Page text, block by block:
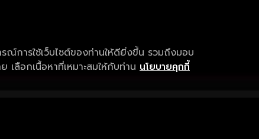
รณ์การใช้เว็บไซต์ของท่านให้ดียิ่งขึ้น รวมถึงมอบ
เลือกเนื้อหาที่เหมาะสมให้กับท่าน นโยบายคุกกี้